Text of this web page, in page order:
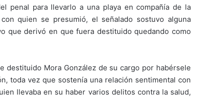
penal para llevarlo a una playa en compañía de la
quien se presumió, el señalado sostuvo alguna
que derivó en que fuera destituido quedando como
destituido Mora González de su cargo por habérsele
toda vez que sostenía una relación sentimental con
llevaba en su haber varios delitos contra la salud,